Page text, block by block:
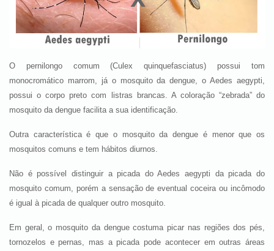
O pernilongo comum (Culex quinquefasciatus) possui tom
monocromático marrom, já o mosquito da dengue, o Aedes aegypti,
possui o corpo preto com listras brancas. A coloração “zebrada” do
mosquito da dengue facilita a sua identificação.
Outra característica é que o mosquito da dengue é menor que os
mosquitos comuns e tem hábitos diurnos.
Não é possível distinguir a picada do Aedes aegypti da picada do
mosquito comum, porém a sensação de eventual coceira ou incômodo
é igual à picada de qualquer outro mosquito.
Em geral, o mosquito da dengue costuma picar nas regiões dos pés,
tornozelos e pernas, mas a picada pode acontecer em outras áreas